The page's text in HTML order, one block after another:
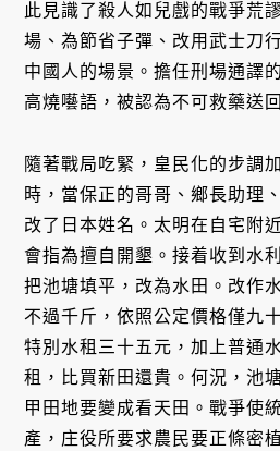
此見識了殺人如兒戲的戰爭荒
場、為節省子彈、改用武士刀
中國人的場景。擔任刑場通譯
高燒囈語，被認為不可救藥送
隨著戰局吃緊，皇民化的步調
時，當保正的哥哥、鄉長助理
改了日本姓名。太明在自宅附
會指為擅自開墾。接着收到水
把池塘填平，改為水田。改作
不過千斤，依照公定價格僅九
特別水租三十五元，加上普通
租，比買新田還貴。何況，池
甲田地要變成看天田。戰爭使
產，庄役所要求農民要正條密